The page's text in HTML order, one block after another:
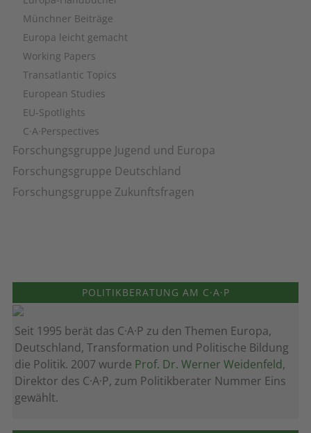
Münchner Beiträge
Europa leicht gemacht
Working Papers
Transatlantic Topics
European Studies
EU-Spotlights
C·A·Perspectives
Forschungsgruppe Jugend und Europa
Forschungsgruppe Deutschland
Forschungsgruppe Zukunftsfragen
POLITIKBERATUNG AM C·A·P
Seit 1995 berät das C·A·P zu den Themen Europa,
Deutschland, Transformation und Politische Bildung
die Politik. 2007 wurde Prof. Dr. Werner Weidenfeld,
Direktor des C·A·P, zum Politik­berater Nummer Eins
gewählt.